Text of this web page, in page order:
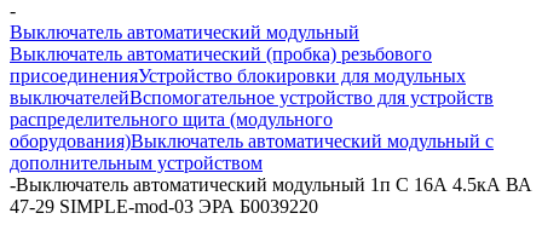
-
Выключатель автоматический модульный
Выключатель автоматический (пробка) резьбового
присоединенияУстройство блокировки для модульных
выключателейВспомогательное устройство для устройств
распределительного щита (модульного
оборудования)Выключатель автоматический модульный с
дополнительным устройством
-Выключатель автоматический модульный 1п C 16А 4.5кА ВА
47-29 SIMPLE-mod-03 ЭРА Б0039220